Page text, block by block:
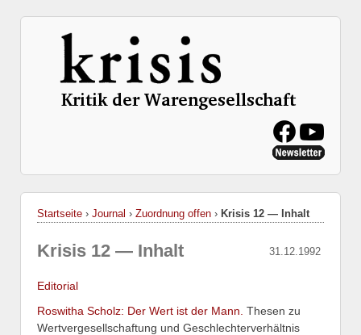
Startseite › Journal › Zuordnung offen › Krisis 12 — Inhalt
31.12.1992
Krisis 12 — Inhalt
Editorial
Roswitha Scholz: Der Wert ist der Mann. Thesen zu
Wertvergesellschaftung und Geschlechterverhältnis